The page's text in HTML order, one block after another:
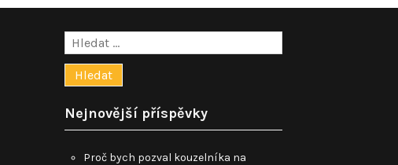
Vyhledávání
Nejnovější příspěvky
Proč bych pozval kouzelníka na